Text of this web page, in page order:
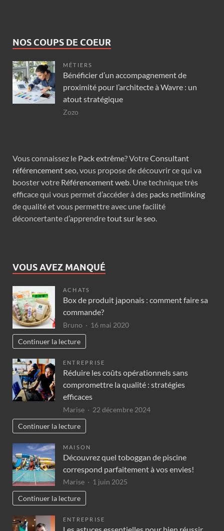
NOS COUPS DE COEUR
MÉTIERS
Bénéficier d’un accompagnement de
proximité pour l’architecte à Wavre : un
atout stratégique
Zozo
Vous connaissez le Pack extrême? VotreConsultant
référencement seo, vous propose de découvrir ce qui va
booster votre Référencement web. Une technique très
efficace qui vous permet d’accéder à des packs netlinking
de qualité et vous permettre avec une facilité
déconcertante d’apprendretout sur le seo.
VOUS AVEZ MANQUÉ
ACHATS
Box de produit japonais : comment faire sa
commande?
Bruno
16 mai 2020
Continuer la lecture
ENTREPRISE
Réduire les coûts opérationnels sans
compromettre la qualité : stratégies
efficaces
Marise
22 décembre 2024
Continuer la lecture
MAISON
Découvrez quel toboggan de piscine
correspond parfaitement à vos envies!
Marise
1 juin 2025
Continuer la lecture
ENTREPRISE